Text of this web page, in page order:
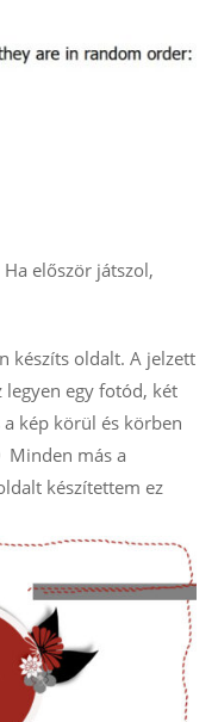
először játszol,
készíts oldalt. A jelzett
legyen egy fotód, két
a kép körül és körben
Minden más a
készítettem ez